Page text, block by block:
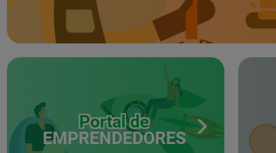
Portal de
EMPRENDEDORES